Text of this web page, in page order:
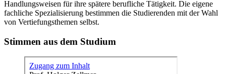
Handlungsweisen für ihre spätere berufliche Tätigkeit. Die eigene
fachliche Spezialisierung bestimmen die Studierenden mit der Wahl
von Vertiefungsthemen selbst.
Stimmen aus dem Studium